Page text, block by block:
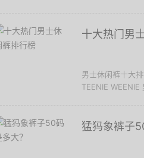
十大热门男
男士休闲裤十大
TEENIE
猛犸象裤子